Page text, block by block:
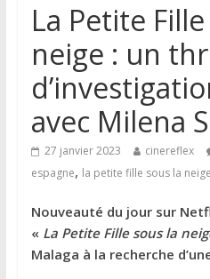
La Petite
neige : un
avec Milena
27 janvier 2023 cinereflex
espagne, la petite fille sous la neige
Nouveauté du jour sur
« La Petite Fille sous la
Malaga à la recherche